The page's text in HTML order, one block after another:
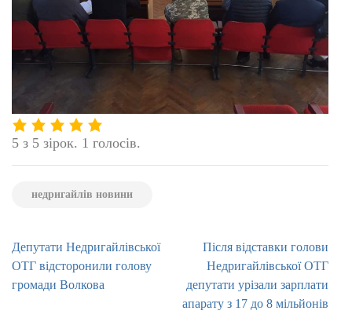
5 з 5 зірок. 1 голосів.
недригайлів новини
Навігація
записів
Депутати Недригайлівської
ОТГ відсторонили голову
громади Волкова
Після відставки голови
Недригайлівської ОТГ
депутати урізали зарплати
апарату з 17 до 8 мільйонів